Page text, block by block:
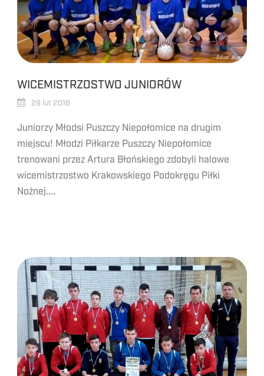
WICEMISTRZOSTWO JUNIORÓW
29 lut 2016
Juniorzy Młodsi Puszczy Niepołomice na drugim
miejscu! Młodzi Piłkarze Puszczy Niepołomice
trenowani przez Artura Błońskiego zdobyli halowe
wicemistrzostwo Krakowskiego Podokręgu Piłki
Nożnej....